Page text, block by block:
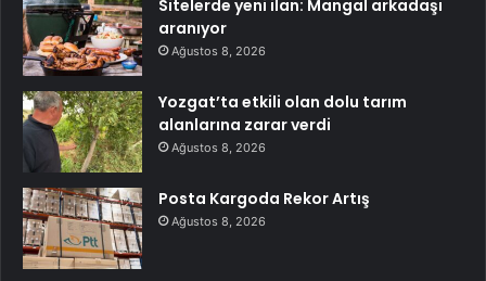
Sitelerde yeni ilan: Mangal arkadaşı
aranıyor
Ağustos 8, 2026
Yozgat’ta etkili olan dolu tarım
alanlarına zarar verdi
Ağustos 8, 2026
Posta Kargoda Rekor Artış
Ağustos 8, 2026